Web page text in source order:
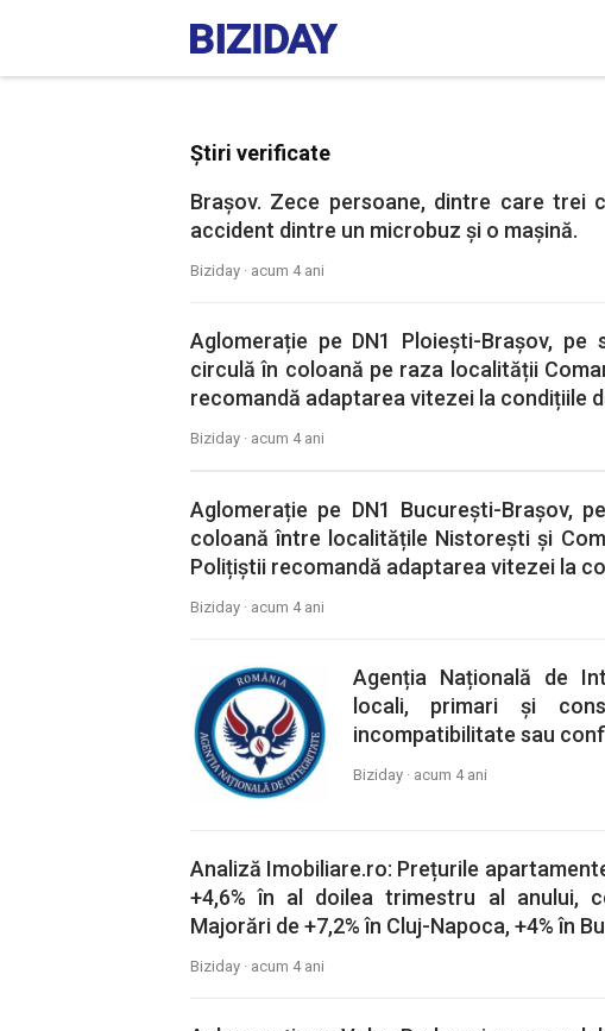
Știri verificate
Brașov. Zece persoane, dintre care trei
accident dintre un microbuz şi o maşină.
Biziday · acum 4 ani
Aglomerație pe DN1 Ploiești-Brașov,
circulă în coloană pe raza localității
recomandă adaptarea vitezei la condițiile
Biziday · acum 4 ani
Aglomerație pe DN1 București-Brașov,
coloană între localitățile Nistorești și
Polițiștii recomandă adaptarea vitezei la
Biziday · acum 4 ani
Agenția Națională de
locali, primari și
incompatibilitate sau
Biziday · acum 4 ani
Analiză Imobiliare.ro: Prețurile
+4,6% în al doilea trimestru al anului,
Majorări de +7,2% în Cluj-Napoca, +4% în
Biziday · acum 4 ani